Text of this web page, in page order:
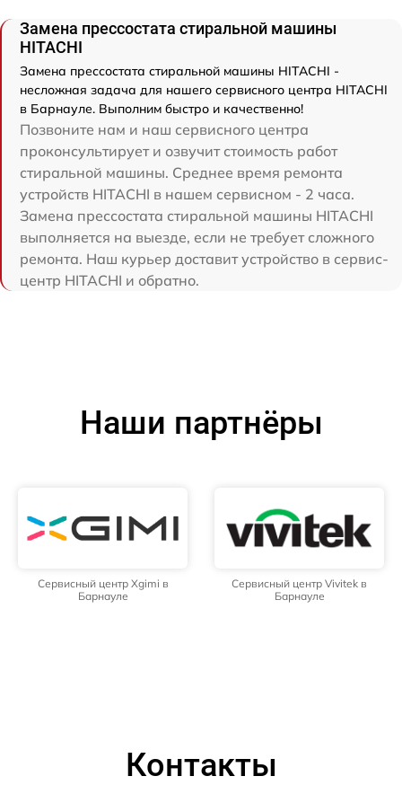
Замена прессостата стиральной машины
HITACHI
Замена прессостата стиральной машины HITACHI -
несложная задача для нашего сервисного центра HITACHI
в Барнауле. Выполним быстро и качественно!
Позвоните нам и наш сервисного центра
проконсультирует и озвучит стоимость работ
стиральной машины. Среднее время ремонта
устройств HITACHI в нашем сервисном - 2 часа.
Замена прессостата стиральной машины HITACHI
выполняется на выезде, если не требует сложного
ремонта. Наш курьер доставит устройство в сервис-
центр HITACHI и обратно.
Наши партнёры
Сервисный центр Xgimi в
Барнауле
Сервисный центр Vivitek в
Барнауле
Контакты